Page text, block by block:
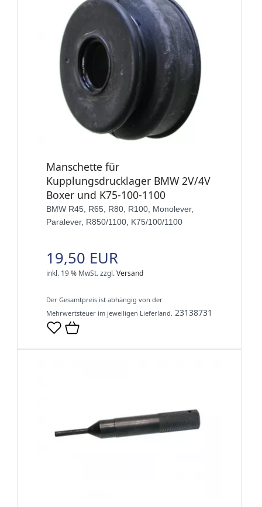
Manschette für
Kupplungsdrucklager BMW 2V/4V
Boxer und K75-100-1100
BMW R45, R65, R80, R100, Monolever,
Paralever, R850/1100, K75/100/1100
19,50 EUR
inkl. 19 % MwSt.zzgl.Versand
Der Gesamtpreis ist abhängig von der
Mehrwertsteuer im jeweiligen Lieferland. 23138731